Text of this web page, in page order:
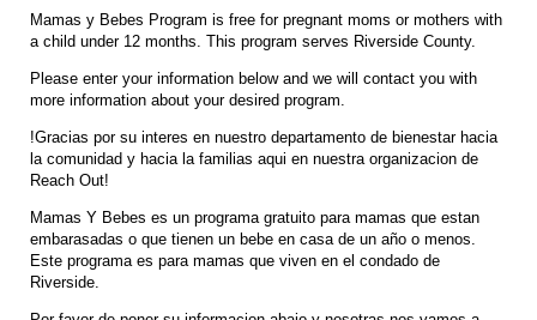
Mamas y Bebes Program is free for pregnant moms or mothers with
a child under 12 months. This program serves Riverside County.
Please enter your information below and we will contact you with
more information about your desired program.
!Gracias por su interes en nuestro departamento de bienestar hacia
la comunidad y hacia la familias aqui en nuestra organizacion de
Reach Out!
Mamas Y Bebes es un programa gratuito para mamas que estan
embarasadas o que tienen un bebe en casa de un año o menos.
Este programa es para mamas que viven en el condado de
Riverside.